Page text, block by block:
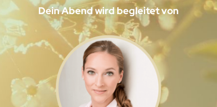
Dein Abend wird begleitet von